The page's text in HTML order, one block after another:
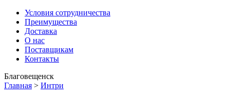
Условия сотрудничества
Преимущества
Доставка
О нас
Поставщикам
Контакты
Благовещенск
Главная > Интри